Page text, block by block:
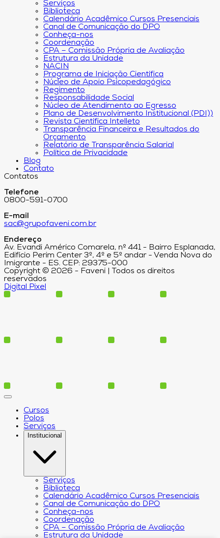
Serviços
Biblioteca
Calendário Acadêmico Cursos Presenciais
Canal de Comunicação do DPO
Conheça-nos
Coordenação
CPA – Comissão Própria de Avaliação
Estrutura da Unidade
NACIN
Programa de Iniciação Científica
Núcleo de Apoio Psicopedagógico
Regimento
Responsabilidade Social
Núcleo de Atendimento ao Egresso
Plano de Desenvolvimento Institucional (PDI))
Revista Científica Intelleto
Transparência Financeira e Resultados do
Orçamento
Relatório de Transparência Salarial
Política de Privacidade
Blog
Contato
Contatos
Telefone
0800-591-0700
E-mail
sac@grupofaveni.com.br
Endereço
Av. Evandi Américo Comarela, nº 441 - Bairro Esplanada,
Edifício Perim Center 3º, 4º e 5º andar - Venda Nova do
Imigrante - ES. CEP: 29375-000
Copyright © 2026 - Faveni | Todos os direitos
reservados
Digital Pixel
Cursos
Polos
Serviços
Institucional
Serviços
Biblioteca
Calendário Acadêmico Cursos Presenciais
Canal de Comunicação do DPO
Conheça-nos
Coordenação
CPA – Comissão Própria de Avaliação
Estrutura da Unidade